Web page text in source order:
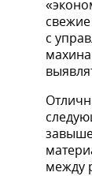
с
между